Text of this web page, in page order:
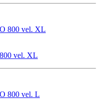
vel. XL